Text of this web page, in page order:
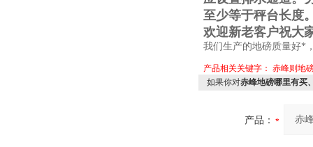
至少等于秤台长度
欢迎新老客户祝大
我们生产的地磅质量好*
产品相关关键字： 赤峰则地
如果你对赤峰地磅哪里有买
产品：